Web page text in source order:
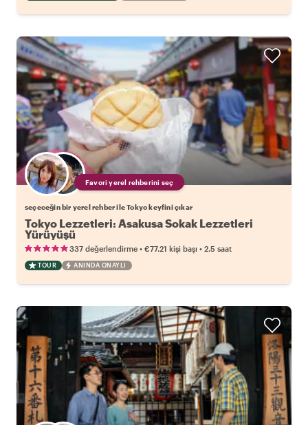
Favori yerel rehberini seç
seçeceğin bir yerel rehber ile Tokyo keyfini çıkar
Tokyo Lezzetleri: Asakusa Sokak Lezzetleri
Yürüyüşü
337 değerlendirme • €77.21 kişi başı • 2.5 saat
TOUR ANINDA ONAYLI